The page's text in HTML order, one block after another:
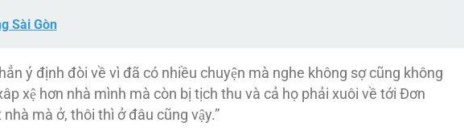
Sài Gòn
ý định đòi về vì đã có nhiều chuyện mà nghe không sợ cũng không
xệ hơn nhà mình mà còn bị tịch thu và cả họ phải xuôi về tới Đơn
mà ở, thôi thì ở đâu cũng vậy.”